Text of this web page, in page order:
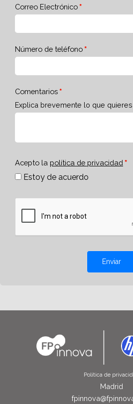
Correo Electrónico
Número de teléfono
Comentarios
Explica brevemente lo que
Acepto la política de privacidad
Estoy de acuerdo
Enviar
Política de
Madrid